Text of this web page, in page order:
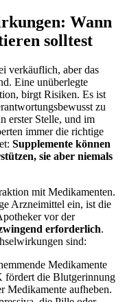
Wann
solltest
verkäuflich, aber das
Eine unüberlegte
birgt Risiken. Es ist
zu
erster Stelle, und im
immer die richtige
Supplemente können
sie aber niemals
mit Medikamenten.
Arzneimittel ein, ist die
vor der
erforderlich.
sind:
Medikamente
die Blutgerinnung
Medikamente aufheben.